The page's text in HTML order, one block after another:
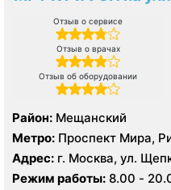
Отзыв о сервисе
Отзыв о врачах
Отзыв об оборудовании
Район: Мещанский
Метро: Проспект Мира,
Адрес: г. Москва, ул.
Режим работы: 8.00 -